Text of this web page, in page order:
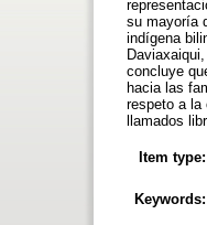
su mayoría
indígena
concluye
hacia las
respeto a la
llamados
Item type:
Keywords: